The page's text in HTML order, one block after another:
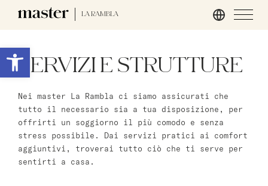
LA RAMBLA
Roma
master Trevi
Londra
master St. Paul’s
master Cannon
master Farringdon
SERVIZI E STRUTTURE
Nei master La Rambla ci siamo assicurati che
tutto il necessario sia a tua disposizione, per
offrirti un soggiorno il più comodo e senza
stress possibile. Dai servizi pratici ai comfort
aggiuntivi, troverai tutto ciò che ti serve per
sentirti a casa.
Apri la barra degli strumenti